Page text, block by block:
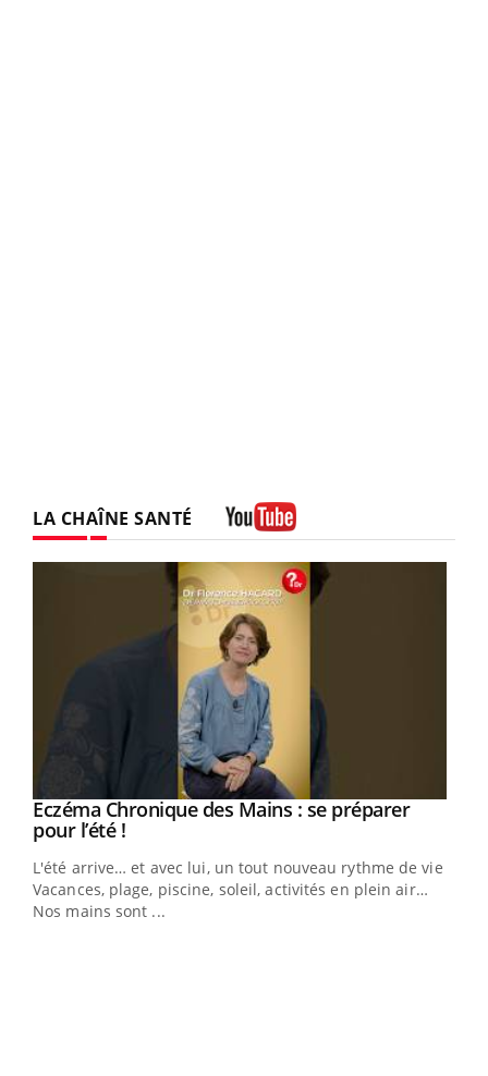
LA CHAÎNE SANTÉ
Youtube
Eczéma Chronique des Mains : se préparer
pour l’été !Youtube
L'été arrive… et avec lui, un tout nouveau rythme de vie !
Vacances, plage, piscine, soleil, activités en plein air…
Nos mains sont ...